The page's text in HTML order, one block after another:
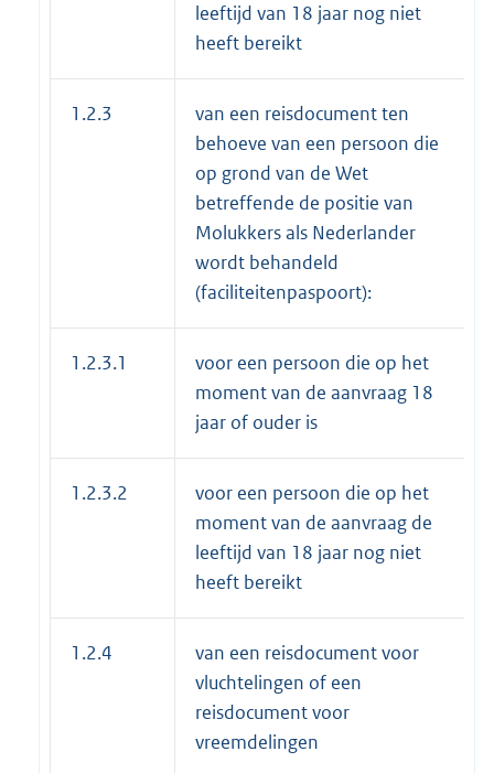
leeftijd van 18 jaar nog niet
heeft bereikt
1.2.3
van een reisdocument ten
behoeve van een persoon die
op grond van de Wet
betreffende de positie van
Molukkers als Nederlander
wordt behandeld
(faciliteitenpaspoort):
1.2.3.1
voor een persoon die op het
moment van de aanvraag 18
jaar of ouder is
1.2.3.2
voor een persoon die op het
moment van de aanvraag de
leeftijd van 18 jaar nog niet
heeft bereikt
1.2.4
van een reisdocument voor
vluchtelingen of een
reisdocument voor
vreemdelingen